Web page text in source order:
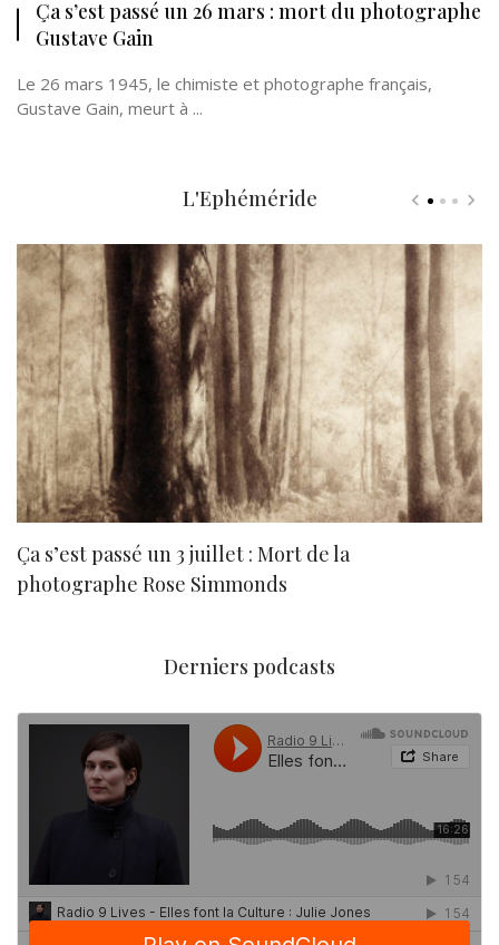
Ça s’est passé un 26 mars : mort du photographe
Gustave Gain
Le 26 mars 1945, le chimiste et photographe français,
Gustave Gain, meurt à ...
L'Ephéméride
Ça s’est passé un 3 juillet : Mort de la
photographe Rose Simmonds
Derniers podcasts